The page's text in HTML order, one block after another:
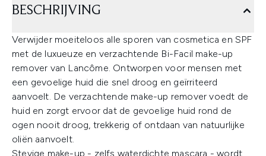
BESCHRIJVING
Verwijder moeiteloos alle sporen van cosmetica en SPF
met de luxueuze en verzachtende Bi-Facil make-up
remover van Lancôme. Ontworpen voor mensen met
een gevoelige huid die snel droog en geïrriteerd
aanvoelt. De verzachtende make-up remover voedt de
huid en zorgt ervoor dat de gevoelige huid rond de
ogen nooit droog, trekkerig of ontdaan van natuurlijke
oliën aanvoelt.
Stevige make-up - zelfs waterdichte mascara - wordt